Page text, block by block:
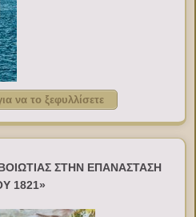
να το ξεφυλλίσετε
ΣΤΗΝ ΕΠΑΝΑΣΤΑΣΗ
1821»